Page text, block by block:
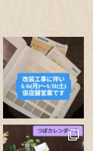
手段が異なり
たが…、正直分